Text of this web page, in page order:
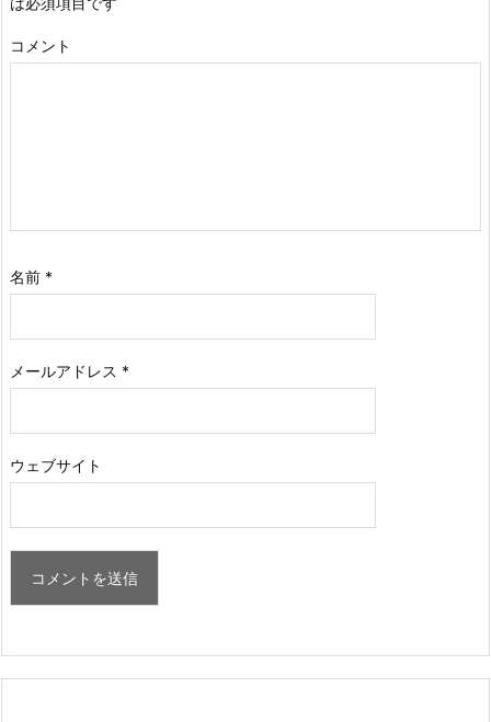
コメント
名前 *
メールアドレス *
ウェブサイト